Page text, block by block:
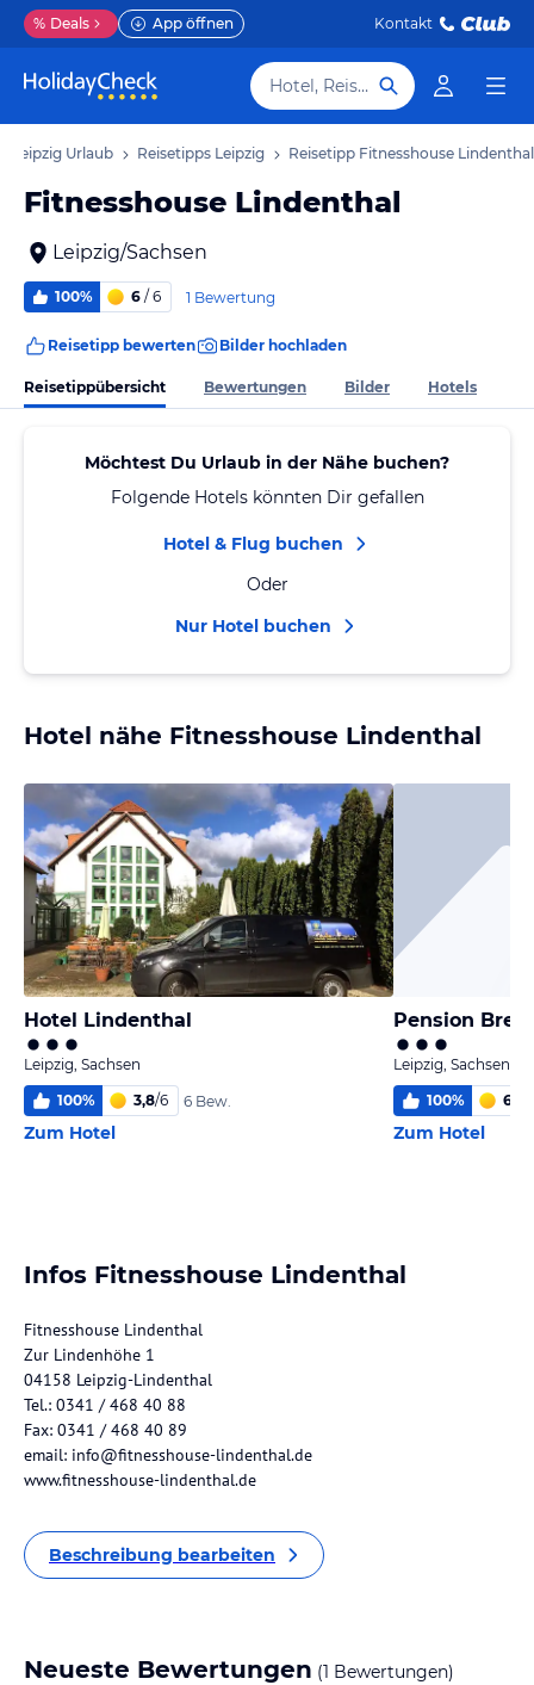
% Deals App öffnen Kontakt
Hotel, Reiseziel
Leipzig Urlaub Reisetipps Leipzig Reisetipp Fitnesshouse Lindenthal
Fitnesshouse Lindenthal
Leipzig/Sachsen
100% 6 / 6 1 Bewertung
Reisetipp bewerten Bilder hochladen
Reisetippübersicht Bewertungen Bilder Hotels
Möchtest Du Urlaub in der Nähe buchen?
Folgende Hotels könnten Dir gefallen
Hotel & Flug buchen
Oder
Nur Hotel buchen
Hotel nähe Fitnesshouse Lindenthal
Hotel Lindenthal
Leipzig, Sachsen
100% 3,8/6 6 Bew.
Zum Hotel
Pension
Leipzig, Sachsen
100% 6
Zum Hotel
Infos Fitnesshouse Lindenthal
Fitnesshouse Lindenthal
Zur Lindenhöhe 1
04158 Leipzig-Lindenthal
Tel.: 0341 / 468 40 88
Fax: 0341 / 468 40 89
email: info@fitnesshouse-lindenthal.de
www.fitnesshouse-lindenthal.de
Beschreibung bearbeiten
Neueste Bewertungen (1 Bewertungen)